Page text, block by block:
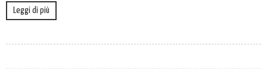
Leggi di più